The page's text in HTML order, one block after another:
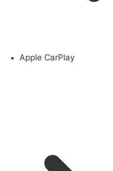
Apple CarPlay